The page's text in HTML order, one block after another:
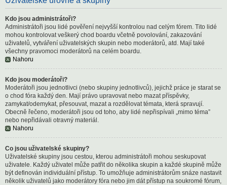
Kdo jsou administrátoři?
Administrátoři jsou lidé pověření nejvyšší kontrolou nad celým fórem. Tito lidé
mohou kontrolovat veškerý chod boardu včetně povolování, zakazování
uživatelů, vytváření uživatelských skupin nebo moderátorů, atd. Mají také
všechny pravomoci moderátorů na celém boardu.
Nahoru
Kdo jsou moderátoři?
Moderátoři jsou jednotlivci (nebo skupiny jednotlivců), jejichž práce je starat se
o chod fóra každý den. Mají právo upravovat nebo mazat příspěvky,
zamykat/odemykat, přesouvat, mazat a rozdělovat témata, která spravují.
Obecně řečeno, moderátoři jsou od toho, aby lidé nepřispívali „mimo téma”
nebo nepřidávali otravný materiál.
Nahoru
Co jsou uživatelské skupiny?
Uživatelské skupiny jsou cestou, kterou administrátoři mohou seskupovat
uživatele. Každý uživatel může patřit do několika skupin a každé skupině může
být definován individuální přístup. To umožňuje administrátorům snáze nastavit
několik uživatelů jako moderátory fóra nebo jim dát přístup na soukromé fórum,